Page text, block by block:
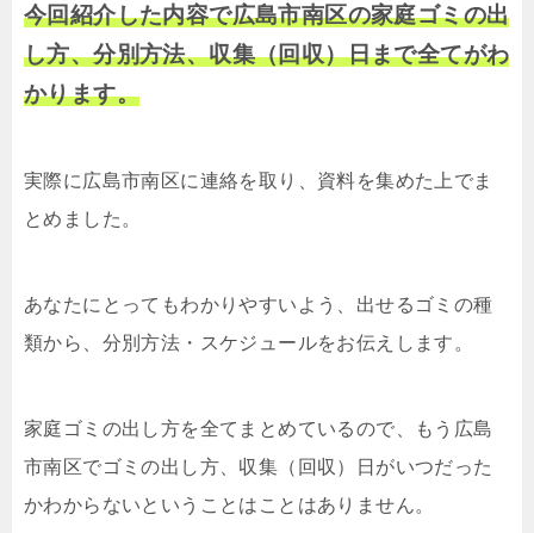
今回紹介した内容で広島市南区の家庭ゴミの出
し方、分別方法、収集（回収）日まで全てがわ
かります。
実際に広島市南区に連絡を取り、資料を集めた上でま
とめました。
あなたにとってもわかりやすいよう、出せるゴミの種
類から、分別方法・スケジュールをお伝えします。
家庭ゴミの出し方を全てまとめているので、もう広島
市南区でゴミの出し方、収集（回収）日がいつだった
かわからないということはことはありません。